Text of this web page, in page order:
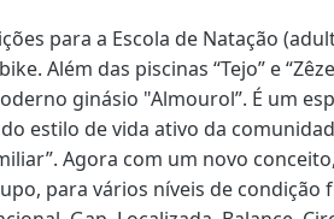
para a Escola de Natação
Além das piscinas “Tejo” e
ginásio "Almourol”. É um
estilo de vida ativo da
Agora com um novo
para vários níveis de condição